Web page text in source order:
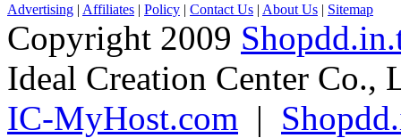
Advertising | Affiliates | Policy | Contact Us | About Us | Sitemap
Copyright 2009
Ideal Creation Center Co.,
IC-MyHost.com |